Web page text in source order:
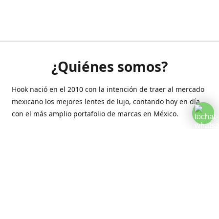
¿Quiénes somos?
Hook nació en el 2010 con la intención de traer al mercado
mexicano los mejores lentes de lujo, contando hoy en día
con el más amplio portafolio de marcas en México.